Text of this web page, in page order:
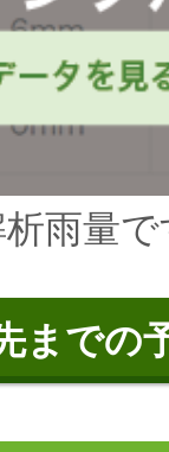
雨量で
までの